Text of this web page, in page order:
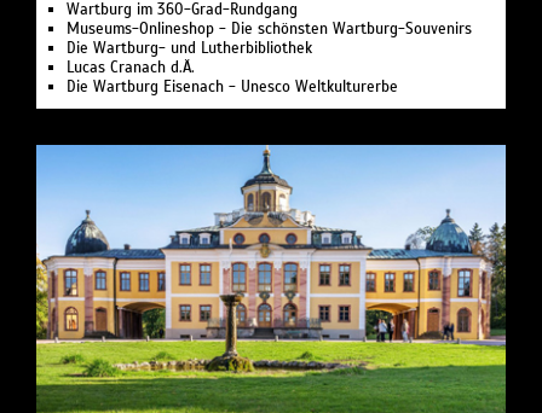
Wartburg im 360-Grad-Rundgang
Museums-Onlineshop - Die schönsten Wartburg-Souvenirs
Die Wartburg- und Lutherbibliothek
Lucas Cranach d.Ä.
Die Wartburg Eisenach - Unesco Weltkulturerbe